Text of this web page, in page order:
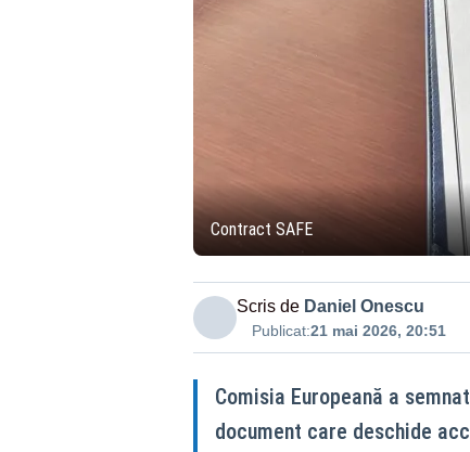
Contract SAFE
Scris de Daniel Onescu
Publicat:21 mai 2026, 20:51
Comisia Europeană a
document care deschide